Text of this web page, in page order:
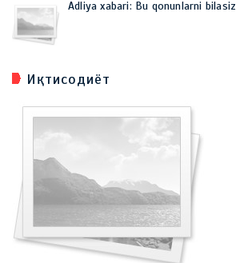
Adliya xabari: Bu qonunlarni
Иқтисодиёт